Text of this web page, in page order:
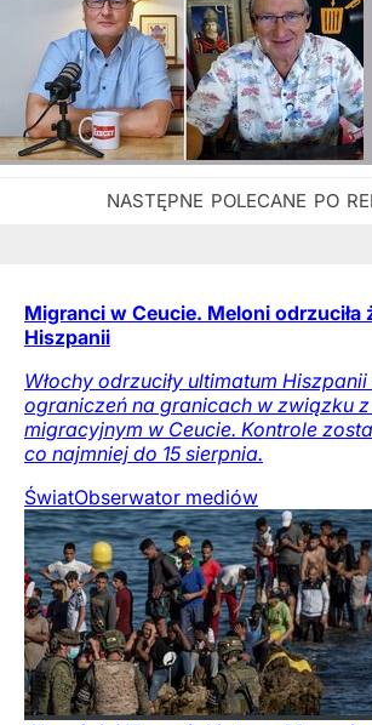
Migranci w Ceucie. Meloni odrzuciła
Hiszpanii
Włochy odrzuciły ultimatum
ograniczeń na granicach w związku
migracyjnym w Ceucie. Kontrole
co najmniej do 15 sierpnia.
ŚwiatObserwator mediów